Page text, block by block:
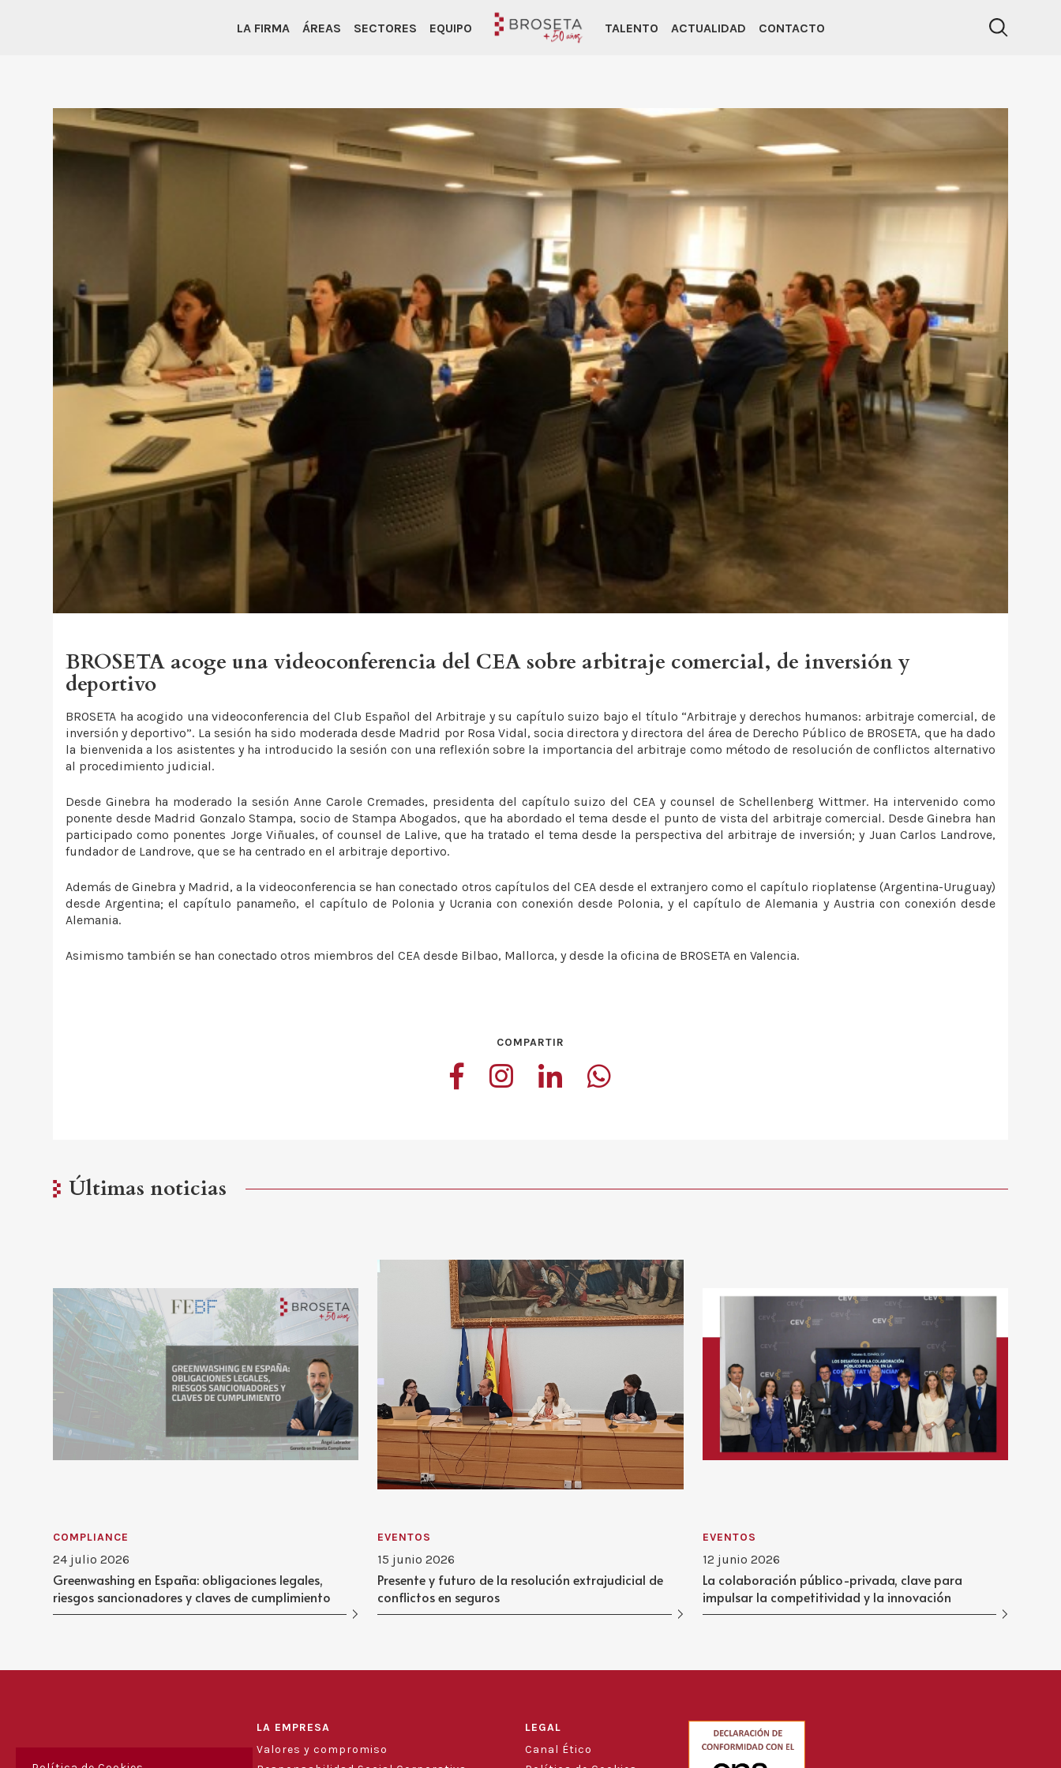
LA FIRMA ÁREAS SECTORES EQUIPO TALENTO ACTUALIDAD CONTACTO
BROSETA acoge una videoconferencia del CEA sobre arbitraje comercial, de inversión y
deportivo
BROSETA ha acogido una videoconferencia del Club Español del Arbitraje y su capítulo suizo bajo el título “Arbitraje y derechos humanos: arbitraje comercial, de
inversión y deportivo”. La sesión ha sido moderada desde Madrid por Rosa Vidal, socia directora y directora del área de Derecho Público de BROSETA, que ha dado
la bienvenida a los asistentes y ha introducido la sesión con una reflexión sobre la importancia del arbitraje como método de resolución de conflictos alternativo
al procedimiento judicial.
Desde Ginebra ha moderado la sesión Anne Carole Cremades, presidenta del capítulo suizo del CEA y counsel de Schellenberg Wittmer. Ha intervenido como
ponente desde Madrid Gonzalo Stampa, socio de Stampa Abogados, que ha abordado el tema desde el punto de vista del arbitraje comercial. Desde Ginebra han
participado como ponentes Jorge Viñuales, of counsel de Lalive, que ha tratado el tema desde la perspectiva del arbitraje de inversión; y Juan Carlos Landrove,
fundador de Landrove, que se ha centrado en el arbitraje deportivo.
Además de Ginebra y Madrid, a la videoconferencia se han conectado otros capítulos del CEA desde el extranjero como el capítulo rioplatense (Argentina-Uruguay)
desde Argentina; el capítulo panameño, el capítulo de Polonia y Ucrania con conexión desde Polonia, y el capítulo de Alemania y Austria con conexión desde
Alemania.
Asimismo también se han conectado otros miembros del CEA desde Bilbao, Mallorca, y desde la oficina de BROSETA en Valencia.
COMPARTIR
Últimas noticias
COMPLIANCE
24 julio 2026
Greenwashing en España: obligaciones legales,
riesgos sancionadores y claves de cumplimiento
EVENTOS
15 junio 2026
Presente y futuro de la resolución extrajudicial de
conflictos en seguros
EVENTOS
12 junio 2026
La colaboración público-privada, clave para
impulsar la competitividad y la innovación
LA EMPRESA
Valores y compromiso
LEGAL
Canal Ético